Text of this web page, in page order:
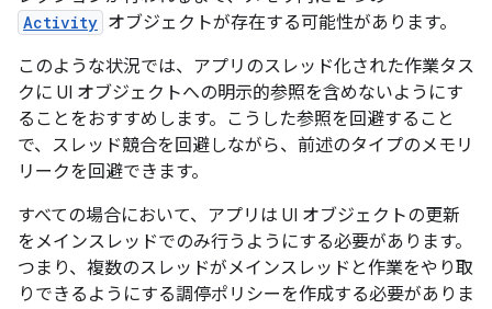
Activity オブジェクトが存在する可能性があります。
このような状況では、アプリのスレッド化された作業タス
クに UI オブジェクトへの明示的参照を含めないようにす
ることをおすすめします。こうした参照を回避すること
で、スレッド競合を回避しながら、前述のタイプのメモリ
リークを回避できます。
すべての場合において、アプリは UI オブジェクトの更新
をメインスレッドでのみ行うようにする必要があります。
つまり、複数のスレッドがメインスレッドと作業をやり取
りできるようにする調停ポリシーを作成する必要がありま